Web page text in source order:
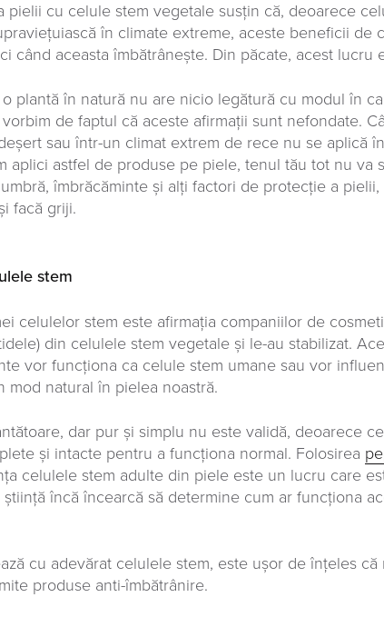
pielii cu celule stem vegetale susțin că, deoarece
în climate extreme, aceste beneficii de
când aceasta îmbătrânește. Din păcate, acest lucru
plantă în natură nu are nicio legătură cu modul în
de faptul că aceste afirmații sunt nefondate.
sau într-un climat extrem de rece nu se aplică
aplici astfel de produse pe piele, tenul tău tot nu va
îmbrăcăminte și alți factori de protecție a
facă griji.
stem
celulelor stem este afirmația companiilor de
din celulele stem vegetale și le-au stabilizat.
vor funcționa ca celule stem umane sau vor
mod natural în pielea noastră.
dar pur și simplu nu este validă, deoarece
și intacte pentru a funcționa normal. Folosirea
celulele stem adulte din piele este un lucru care
încă încearcă să determine cum ar funcționa
cu adevărat celulele stem, este ușor de înțeles
produse anti-îmbătrânire.